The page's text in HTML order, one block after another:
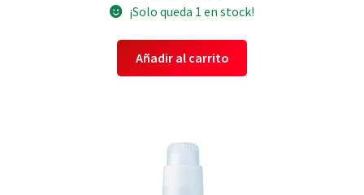
¡Solo queda 1 en stock!
Añadir al carrito